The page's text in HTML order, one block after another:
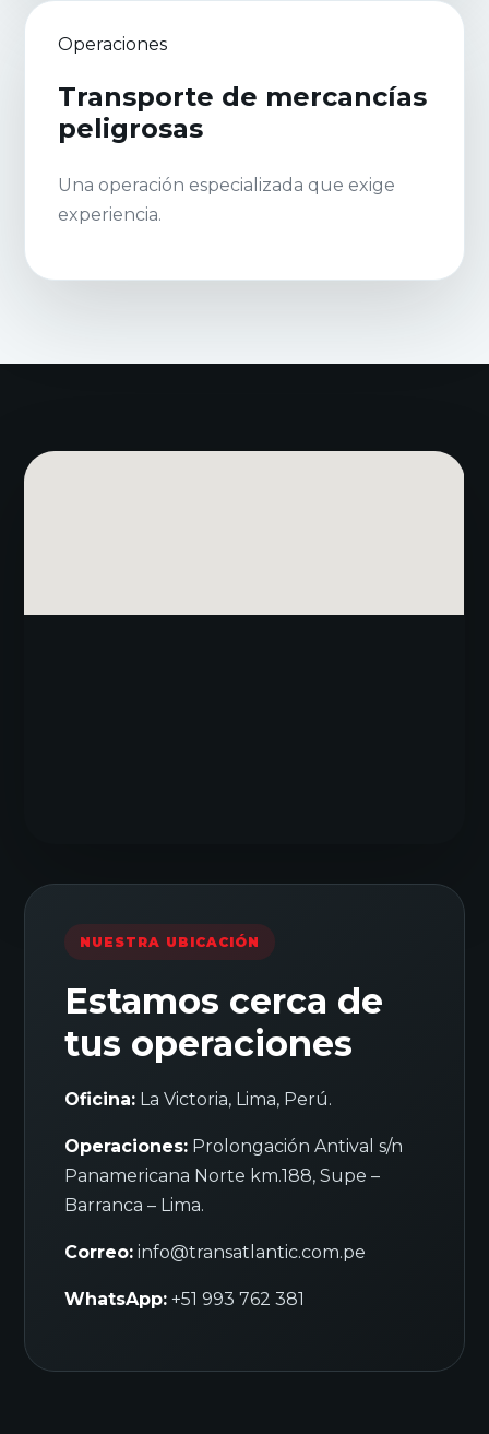
Operaciones
Transporte de mercancías
peligrosas
Una operación especializada que exige
experiencia.
NUESTRA UBICACIÓN
Estamos cerca de
tus operaciones
Oficina: La Victoria, Lima, Perú.
Operaciones: Prolongación Antival s/n
Panamericana Norte km.188, Supe –
Barranca – Lima.
Correo: info@transatlantic.com.pe
WhatsApp: +51 993 762 381